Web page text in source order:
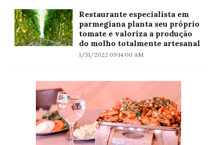
Restaurante especialista em
parmegiana planta seu próprio
tomate e valoriza a produção
do molho totalmente artesanal
1/31/2022 09:14:00 AM